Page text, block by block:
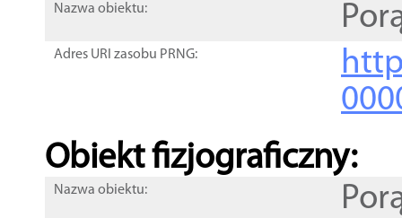
Nazwa obiektu:
Adres URI zasobu PRNG:
Obiekt fizjograficzny:
Nazwa obiektu: